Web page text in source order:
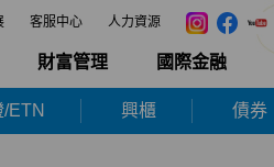
客服中心 人力資源
財富管理 國際金融
ETN 興櫃 債券